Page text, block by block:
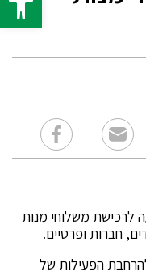
לרכישת משלוחי מנות
חברות ופרטיים.
הפעילות של